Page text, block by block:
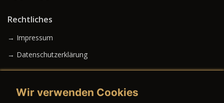
Rechtliches
→ Impressum
→ Datenschutzerklärung
Wir verwenden Cookies